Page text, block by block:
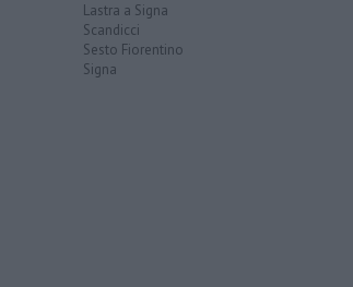
Lastra a Signa
Scandicci
Sesto Fiorentino
Signa